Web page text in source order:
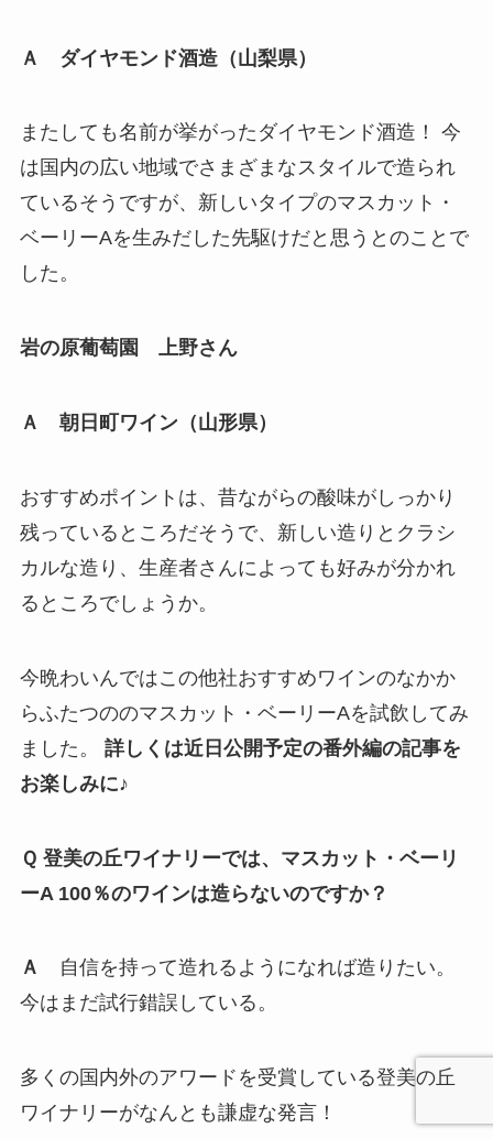
Ａ ダイヤモンド酒造（山梨県）
またしても名前が挙がったダイヤモンド酒造！ 今
は国内の広い地域でさまざまなスタイルで造られ
ているそうですが、新しいタイプのマスカット・
ベーリーAを生みだした先駆けだと思うとのことで
した。
岩の原葡萄園 上野さん
Ａ 朝日町ワイン（山形県）
おすすめポイントは、昔ながらの酸味がしっかり
残っているところだそうで、新しい造りとクラシ
カルな造り、生産者さんによっても好みが分かれ
るところでしょうか。
今晩わいんではこの他社おすすめワインのなかか
らふたつののマスカット・ベーリーAを試飲してみ
ました。 詳しくは近日公開予定の番外編の記事を
お楽しみに♪
Ｑ 登美の丘ワイナリーでは、マスカット・ベーリ
ーA 100％のワインは造らないのですか？
Ａ
自信を持って造れるようになれば造りたい。
今はまだ試行錯誤している。
多くの国内外のアワードを受賞している登美の丘
ワイナリーがなんとも謙虚な発言！